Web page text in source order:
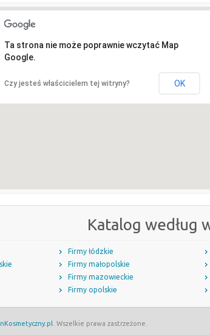
Ta strona nie może poprawnie wczytać Map
Google.
Czy jesteś właścicielem tej witryny? OK
Katalog według
Firmy łódzkie
Firmy małopolskie
Firmy mazowieckie
Firmy opolskie
. Wszelkie prawa zastrzeżone.